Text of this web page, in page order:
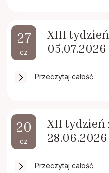
27
cz
XIII
05.07.2026
Przeczytaj całość
20
cz
XII tydzień
28.06.2026
Przeczytaj całość